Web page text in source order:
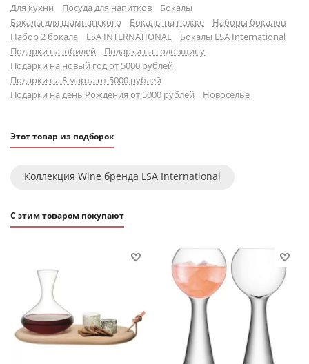
браком.
Для кухни Посуда для напитков
Бокалы
Бокалы для шампанского
Бокалы на ножке
Наборы бокалов
Набор 2 бокала
LSA INTERNATIONAL
Бокалы LSA International
Подарки на юбилей
Подарки на годовщину
Подарки на новый год от 5000 рублей
Подарки на 8 марта от 5000 рублей
Подарки на день Рождения от 5000 рублей
Новоселье
Этот товар из подборок
Коллекция Wine бренда LSA International
С этим товаром покупают